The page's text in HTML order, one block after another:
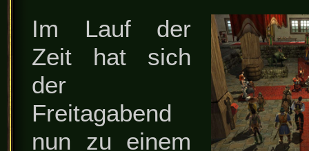
Im Lauf der
Zeit hat sich
der
Freitagabend
nun zu einem